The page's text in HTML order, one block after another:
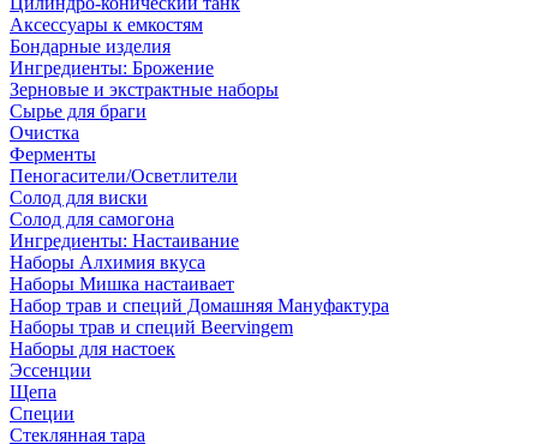
Аксессуары к емкостям
Бондарные изделия
Ингредиенты: Брожение
Зерновые и экстрактные наборы
Сырье для браги
Очистка
Ферменты
Пеногасители/Осветлители
Солод для виски
Солод для самогона
Ингредиенты: Настаивание
Наборы Алхимия вкуса
Наборы Мишка настаивает
Набор трав и специй Домашняя Мануфактура
Наборы трав и специй Beervingem
Наборы для настоек
Эссенции
Щепа
Специи
Стеклянная тара